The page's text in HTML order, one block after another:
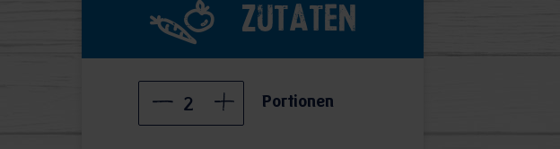
Zutaten
Portionen